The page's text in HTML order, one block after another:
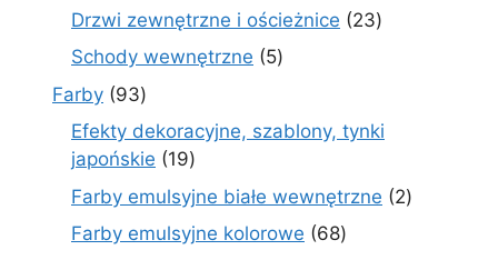
produktów
Drzwi zewnętrzne i ościeżnice 2323
Schody wewnętrzne 55
Farby 9393
produkty
Efekty dekoracyjne, szablony, tynki
japońskie
1919
produktów
Farby emulsyjne białe wewnętrzne 22
Farby emulsyjne kolorowe 6868